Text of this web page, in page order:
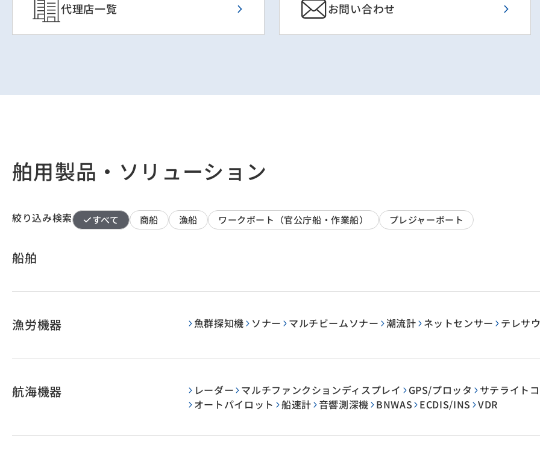
代理店一覧 お問い合わせ
舶用製品・ソリューション
絞り込み検索 すべて 商船 漁船 ワークボート（官公庁船・作業船） プレジャーボート
船舶
漁労機器 魚群探知機 ソナー マルチビームソナー 潮流計 ネットセンサー テレサ
航海機器 レーダー マルチファンクションディスプレイ GPS/プロッタ
サテライト
オートパイロット
船速計 音響測深機 BNWAS ECDIS/INS VDR